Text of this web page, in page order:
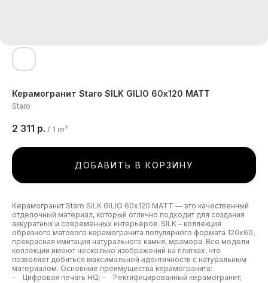
Керамогранит Staro SILK GILIO 60х120 MATT
Staro
2 311 р. / 1 m²
ДОБАВИТЬ В КОРЗИНУ
Керамогранит Staro SILK GILIO 60х120 MATT — это качественный
отделочный материал, который отлично подходит для создания
аккуратных и современных интерьеров. SILK – коллекция
обрезного матового керамогранита популярного формата 120х60,
прекрасная имитация натурального камня, мрамора. Все модели
коллекции имеют несколько изображений на плитках, что
позволяет добиться максимальной идентичности с натуральным
материалом. Основные преимущества керамогранита:
- Цифровая печать HQ; - Ректифицированный керамогранит;